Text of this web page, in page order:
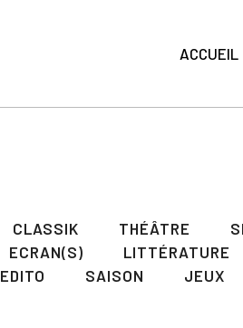
ACCUEIL
CLASSIK THÉÂTRE
ECRAN(S)
LITTÉRATURE
EDITO SAISON JEUX